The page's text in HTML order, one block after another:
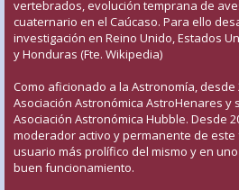
vertebrados, evolución temprana de
cuaternario en el Caúcaso. Para ello
investigación en Reino Unido, Estados
y Honduras (Fte. Wikipedia)
Como aficionado a la Astronomía,
Asociación Astronómica AstroHenares y
Asociación Astronómica Hubble. Desde
moderador activo y permanente de
usuario más prolífico del mismo y en
buen funcionamiento.